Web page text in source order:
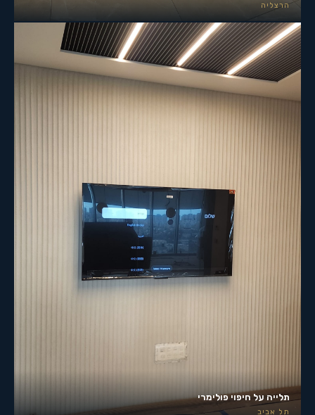
הרצליה
תלייה על חיפוי פולימרי
תל אביב